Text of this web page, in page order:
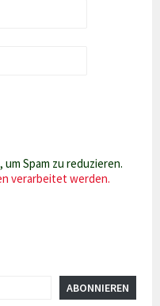
Spam zu reduzieren.
verarbeitet werden.
ABONNIEREN